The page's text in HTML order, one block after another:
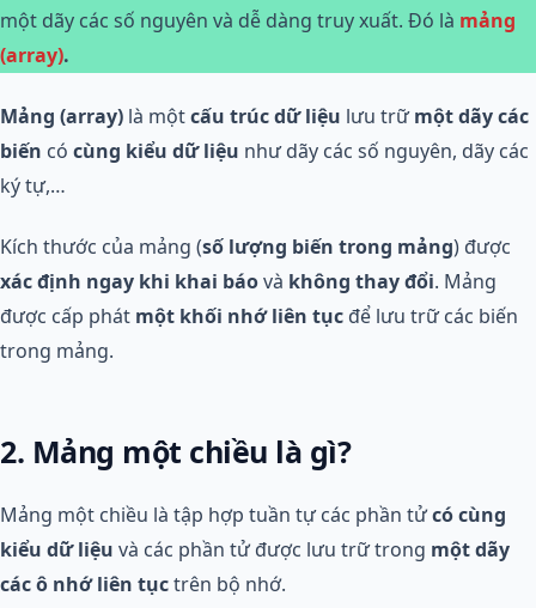
một dãy các số nguyên và dễ dàng truy xuất. Đó là mảng
(array).
Mảng (array) là mộtcấu trúc dữ liệu lưu trữmột dãy các
biến có cùng kiểu dữ liệu như dãy các số nguyên, dãy các
ký tự,…
Kích thước của mảng (số lượng biến trong mảng) được
xác định ngay khi khai báovà không thay đổi. Mảng
được cấp phát một khối nhớ liên tục để lưu trữ các biến
trong mảng.
2. Mảng một chiều là gì?
Mảng một chiều là tập hợp tuần tự các phần tửcó cùng
kiểu dữ liệu và các phần tử được lưu trữ trong một dãy
các ô nhớ liên tụctrên bộ nhớ.